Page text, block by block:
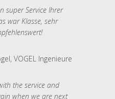
super Service Ihrer
war Klasse, sehr
VOGEL Ingenieure
the service and
when we are next